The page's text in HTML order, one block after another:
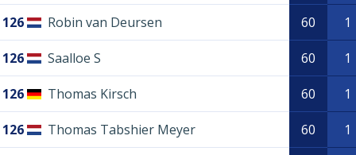
126 Robin van Deursen 60 1
126 Saalloe S 60 1
126 Thomas Kirsch 60 1
126 Thomas Tabshier Meyer 60 1